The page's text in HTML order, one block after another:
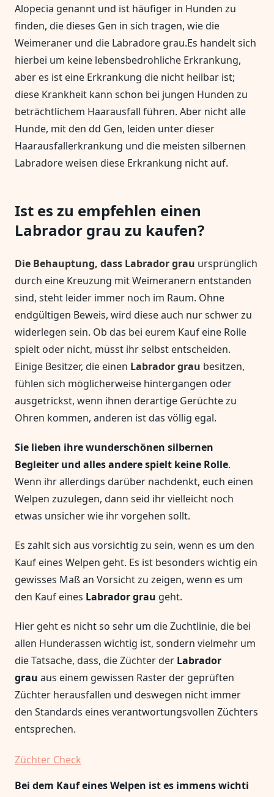
Alopecia genannt und ist häufiger in Hunden zu
finden, die dieses Gen in sich tragen, wie die
Weimeraner und die Labradore grau.Es handelt sich
hierbei um keine lebensbedrohliche Erkrankung,
aber es ist eine Erkrankung die nicht heilbar ist;
diese Krankheit kann schon bei jungen Hunden zu
beträchtlichem Haarausfall führen. Aber nicht alle
Hunde, mit den dd Gen, leiden unter dieser
Haarausfallerkrankung und die meisten silbernen
Labradore weisen diese Erkrankung nicht auf.
Ist es zu empfehlen einen
Labrador grau zu kaufen?
Die Behauptung, dass Labrador grau ursprünglich
durch eine Kreuzung mit Weimeranern entstanden
sind, steht leider immer noch im Raum. Ohne
endgültigen Beweis, wird diese auch nur schwer zu
widerlegen sein. Ob das bei eurem Kauf eine Rolle
spielt oder nicht, müsst ihr selbst entscheiden.
Einige Besitzer, die einen Labrador grau besitzen,
fühlen sich möglicherweise hintergangen oder
ausgetrickst, wenn ihnen derartige Gerüchte zu
Ohren kommen, anderen ist das völlig egal.
Sie lieben ihre wunderschönen silbernen
Begleiter und alles andere spielt keine Rolle.
Wenn ihr allerdings darüber nachdenkt, euch einen
Welpen zuzulegen, dann seid ihr vielleicht noch
etwas unsicher wie ihr vorgehen sollt.
Es zahlt sich aus vorsichtig zu sein, wenn es um den
Kauf eines Welpen geht. Es ist besonders wichtig ein
gewisses Maß an Vorsicht zu zeigen, wenn es um
den Kauf eines Labrador grau geht.
Hier geht es nicht so sehr um die Zuchtlinie, die bei
allen Hunderassen wichtig ist, sondern vielmehr um
die Tatsache, dass, die Züchter der Labrador
grau aus einem gewissen Raster der geprüften
Züchter herausfallen und deswegen nicht immer
den Standards eines verantwortungsvollen Züchters
entsprechen.
Züchter Check
Bei dem Kauf eines Welpen ist es immens wichti